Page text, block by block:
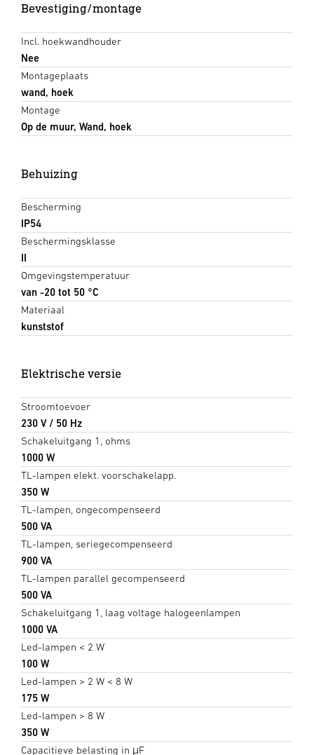
Bevestiging/montage
Incl. hoekwandhouder
Nee
Montageplaats
wand, hoek
Montage
Op de muur, Wand, hoek
Behuizing
Bescherming
IP54
Beschermingsklasse
II
Omgevingstemperatuur
van -20 tot 50 °C
Materiaal
kunststof
Elektrische versie
Stroomtoevoer
230 V / 50 Hz
Schakeluitgang 1, ohms
1000 W
TL-lampen elekt. voorschakelapp.
350 W
TL-lampen, ongecompenseerd
500 VA
TL-lampen, seriegecompenseerd
900 VA
TL-lampen parallel gecompenseerd
500 VA
Schakeluitgang 1, laag voltage halogeenlampen
1000 VA
Led-lampen < 2 W
100 W
Led-lampen > 2 W < 8 W
175 W
Led-lampen > 8 W
350 W
Capacitieve belasting in μF